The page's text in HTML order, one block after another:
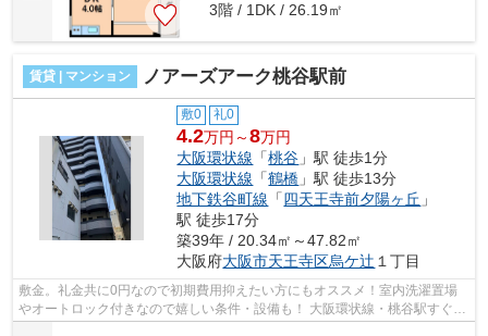
3階 / 1DK / 26.19㎡
賃貸 | マンション ノアーズアーク桃谷駅前
敷0 礼0
4.2万円～8万円
大阪環状線 「桃谷 」駅 徒歩1分
大阪環状線 「鶴橋 」駅 徒歩13分
地下鉄谷町線 「四天王寺前夕陽ヶ丘 」
駅 徒歩17分
築39年 / 20.34㎡～47.82㎡
大阪府大阪市天王寺区烏ケ辻 １丁目
敷金。礼金共に0円なので初期費用抑えたい方にもオススメ！室内洗濯置場
やオートロック付きなので嬉しい条件・設備も！ 大阪環状線・桃谷駅すぐ近
くで交通の便も良いマンションとなっ...